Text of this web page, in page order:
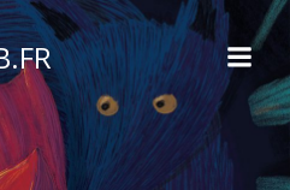
Aller
au
contenu